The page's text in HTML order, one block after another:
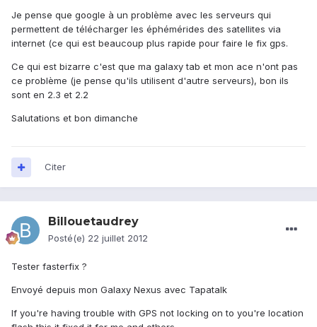
Je pense que google à un problème avec les serveurs qui
permettent de télécharger les éphémérides des satellites via
internet (ce qui est beaucoup plus rapide pour faire le fix gps.
Ce qui est bizarre c'est que ma galaxy tab et mon ace n'ont pas
ce problème (je pense qu'ils utilisent d'autre serveurs), bon ils
sont en 2.3 et 2.2
Salutations et bon dimanche
Citer
Billouetaudrey
Posté(e) 22 juillet 2012
Tester fasterfix ?
Envoyé depuis mon Galaxy Nexus avec Tapatalk
If you're having trouble with GPS not locking on to you're location